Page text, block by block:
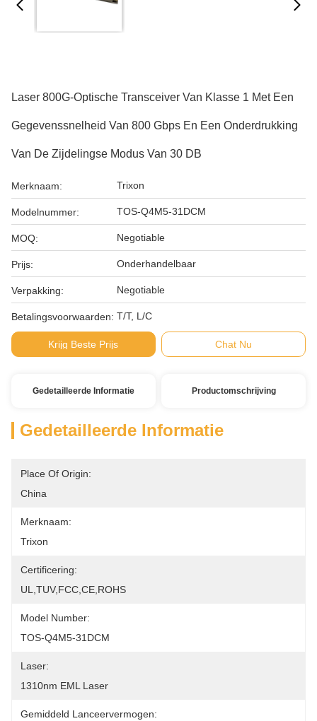
Laser 800G-Optische Transceiver Van Klasse 1 Met Een
Gegevenssnelheid Van 800 Gbps En Een Onderdrukking
Van De Zijdelingse Modus Van 30 DB
Merknaam: Trixon
Modelnummer: TOS-Q4M5-31DCM
MOQ: Negotiable
Prijs: Onderhandelbaar
Verpakking: Negotiable
Betalingsvoorwaarden: T/T, L/C
Krijg Beste Prijs Chat Nu
Gedetailleerde Informatie Productomschrijving
Gedetailleerde Informatie
Place Of Origin:
China
Merknaam:
Trixon
Certificering:
UL,TUV,FCC,CE,ROHS
Model Number:
TOS-Q4M5-31DCM
Laser:
1310nm EML Laser
Gemiddeld Lanceervermogen: